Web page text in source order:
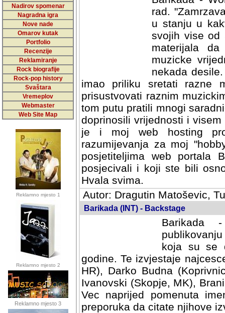
Nadirov spomenar
Nagradna igra
Nove nade
Omarov kutak
Portfolio
Recenzije
Reklamiranje
Rock biografije
Rock-pop history
Svaštara
Vremeplov
Webmaster
Web Site Map
Reklamno mjesto 1
Reklamno mjesto 2
Reklamno mjesto 3
rad.
u stanju u
svojih vise od
materijala
muzicke
nekada
imao priliku sretati razne
prisustvovati raznim
tom putu pratili mnogi
doprinosili vrijednosti i
je i moj web hosting
razumijevanja za moj
posjetiteljima web portala
posjecivali i koji ste bili
Hvala svima.
Autor: Dragutin Matoševic,
Barikada (INT) - Backstage
Barikada
koja su se
godine. Te izvjestaje
HR), Darko Budna
Ivanovski (Skopje, MK),
Vec naprijed pomenuta
preporuka da citate njihove